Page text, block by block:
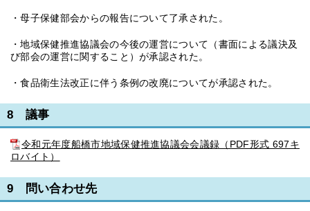
・母子保健部会からの報告について了承された。
・地域保健推進協議会の今後の運営について（書面による議決及
び部会の運営に関すること）が承認された。
・食品衛生法改正に伴う条例の改廃についてが承認された。
8 議事
令和元年度船橋市地域保健推進協議会会議録（PDF形式 697キ
ロバイト）
9 問い合わせ先